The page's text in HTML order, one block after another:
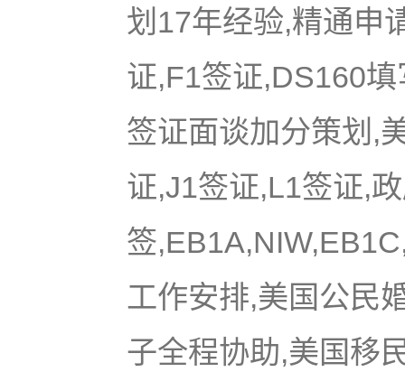
划17年经验,精通申
证,F1签证,DS160
签证面谈加分策划,
证,J1签证,L1签证,
签
工作安排,美国公民
子全程协助,美国移